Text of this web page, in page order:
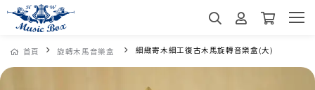
首頁 旋轉木馬音樂盒 細緻寄木細工復古木馬旋轉音樂盒(大)